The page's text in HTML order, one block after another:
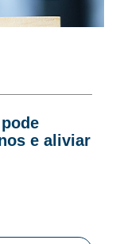
e aliviar